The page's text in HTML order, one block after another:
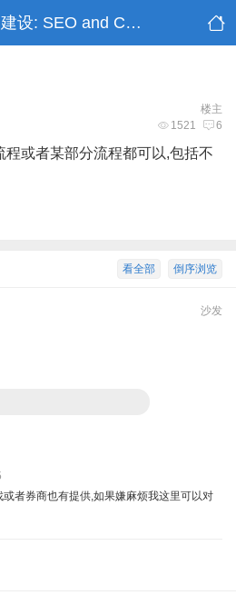
SEO和内容建设: SEO and Content Building
楼主
1521 6
或者某部分流程都可以,包括不
倒序浏览
看全部
沙发
者券商也有提供,如果嫌麻烦我这里可以对